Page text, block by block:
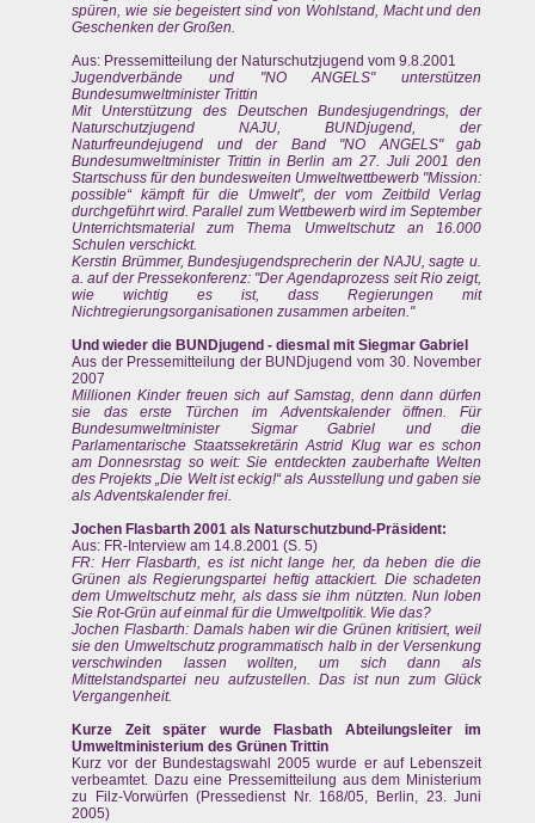
spüren, wie sie begeistert sind von Wohlstand, Macht und den
Geschenken der Großen.
Aus: Pressemitteilung der Naturschutzjugend vom 9.8.2001
Jugendverbände und "NO ANGELS" unterstützen
Bundesumweltminister Trittin
Mit Unterstützung des Deutschen Bundesjugendrings, der
Naturschutzjugend NAJU, BUNDjugend, der
Naturfreundejugend und der Band "NO ANGELS" gab
Bundesumweltminister Trittin in Berlin am 27. Juli 2001 den
Startschuss für den bundesweiten Umweltwettbewerb "Mission:
possible“ kämpft für die Umwelt", der vom Zeitbild Verlag
durchgeführt wird. Parallel zum Wettbewerb wird im September
Unterrichtsmaterial zum Thema Umweltschutz an 16.000
Schulen verschickt.
Kerstin Brümmer, Bundesjugendsprecherin der NAJU, sagte u.
a. auf der Pressekonferenz: "Der Agendaprozess seit Rio zeigt,
wie wichtig es ist, dass Regierungen mit
Nichtregierungsorganisationen zusammen arbeiten."
Und wieder die BUNDjugend - diesmal mit Siegmar Gabriel
Aus der Pressemitteilung der BUNDjugend vom 30. November
2007
Millionen Kinder freuen sich auf Samstag, denn dann dürfen
sie das erste Türchen im Adventskalender öffnen. Für
Bundesumweltminister Sigmar Gabriel und die
Parlamentarische Staatssekretärin Astrid Klug war es schon
am Donnesrstag so weit: Sie entdeckten zauberhafte Welten
des Projekts „Die Welt ist eckig!“ als Ausstellung und gaben sie
als Adventskalender frei.
Jochen Flasbarth 2001 als Naturschutzbund-Präsident:
Aus: FR-Interview am 14.8.2001 (S. 5)
FR: Herr Flasbarth, es ist nicht lange her, da heben die die
Grünen als Regierungspartei heftig attackiert. Die schadeten
dem Umweltschutz mehr, als dass sie ihm nützten. Nun loben
Sie Rot-Grün auf einmal für die Umweltpolitik. Wie das?
Jochen Flasbarth: Damals haben wir die Grünen kritisiert, weil
sie den Umweltschutz programmatisch halb in der Versenkung
verschwinden lassen wollten, um sich dann als
Mittelstandspartei neu aufzustellen. Das ist nun zum Glück
Vergangenheit.
Kurze Zeit später wurde Flasbath Abteilungsleiter im
Umweltministerium des Grünen Trittin
Kurz vor der Bundestagswahl 2005 wurde er auf Lebenszeit
verbeamtet. Dazu eine Pressemitteilung aus dem Ministerium
zu Filz-Vorwürfen (Pressedienst Nr. 168/05, Berlin, 23. Juni
2005)